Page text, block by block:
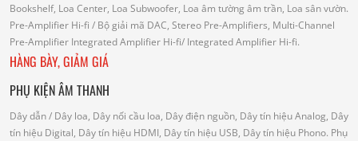
Bookshelf, Loa Center, Loa Subwoofer, Loa âm tường âm trần, Loa sân vườn.
Pre-Amplifier Hi-fi / Bộ giải mã DAC, Stereo Pre-Amplifiers, Multi-Channel
Pre-Amplifier Integrated Amplifier Hi-fi/ Integrated Amplifier Hi-fi.
HÀNG BÀY, GIẢM GIÁ
PHỤ KIỆN ÂM THANH
Dây dẫn/ Dây loa, Dây nối cầu loa, Dây điện nguồn, Dây tín hiệu Analog, Dây
tín hiệu Digital, Dây tín hiệu HDMI, Dây tín hiệu USB, Dây tín hiệu Phono. Phụ